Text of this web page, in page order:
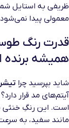
ظریفی به استایل
معمولی پیدا
قدرت رنگ
همیشه
شاید بپرسید چرا
آیتم‌های مد قرار
است. این رنگِ خنثی
مانند سفید، به